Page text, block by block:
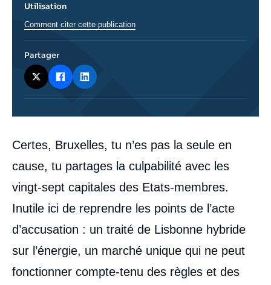
Corps
analyses
Certes, Bruxelles, tu n’es pas la seule en
cause, tu partages la culpabilité avec les
vingt-sept capitales des Etats-membres.
Inutile ici de reprendre les points de l’acte
d’accusation : un traité de Lisbonne hybride
sur l’énergie, un marché unique qui ne peut
fonctionner compte-tenu des règles et des
Utilisation
Comment citer cette publication
Partager